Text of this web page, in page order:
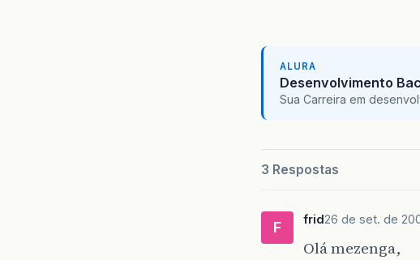
add (L2 );
add
(L3);
{
ALURA
Desenvolvimento
Sua Carreira em
3 Respostas
F frid26 de set. de
Olá mezenga,